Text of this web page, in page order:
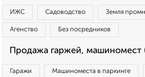
ИЖС Садоводство Земля
Агенство Без посредников
Продажа гаржей, машиномест
Гаражи Машиноместа в паркинге